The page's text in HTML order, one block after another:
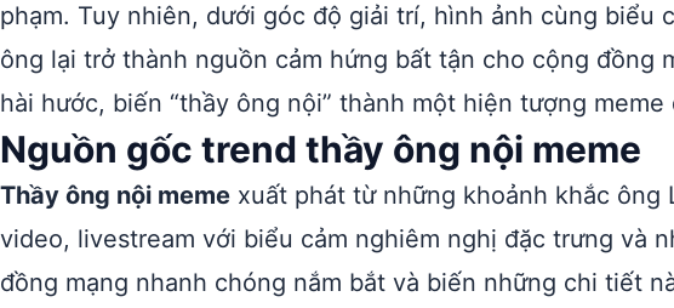
phạm. Tuy nhiên, dưới góc độ giải trí, hình ảnh cùng biểu
ông lại trở thành nguồn cảm hứng bất tận cho cộng đồng
hài hước, biến “thầy ông nội” thành một hiện tượng meme
Nguồn gốc trend thầy ông nội meme
Thầy ông nội meme xuất phát từ những khoảnh khắc ông
video, livestream với biểu cảm nghiêm nghị đặc trưng và
đồng mạng nhanh chóng nắm bắt và biến những chi tiết